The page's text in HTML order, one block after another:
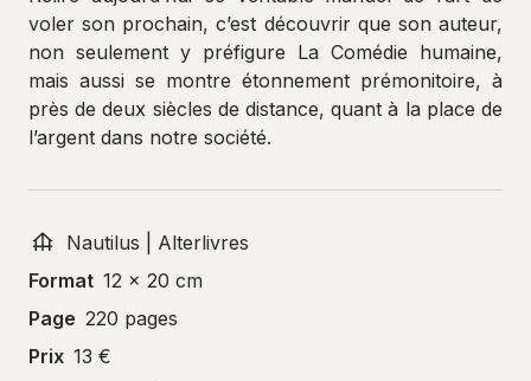
voler son prochain, c’est découvrir que son auteur,
non seulement y préfigure La Comédie humaine,
mais aussi se montre étonnement prémonitoire, à
près de deux siècles de distance, quant à la place de
l’argent dans notre société.
Nautilus | Alterlivres
Format 12 x 20 cm
Page 220 pages
Prix 13 €